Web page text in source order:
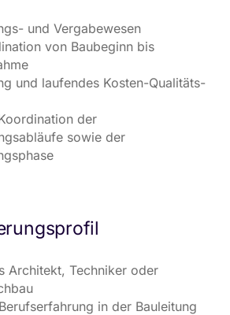
und Vergabewesen
von Baubeginn bis
und laufendes Kosten-Qualitäts-
der
sowie der
Architekt, Techniker oder
in der Bauleitung